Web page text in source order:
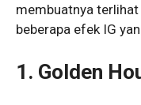
membuatnya
beberapa efek IG
1. Golden